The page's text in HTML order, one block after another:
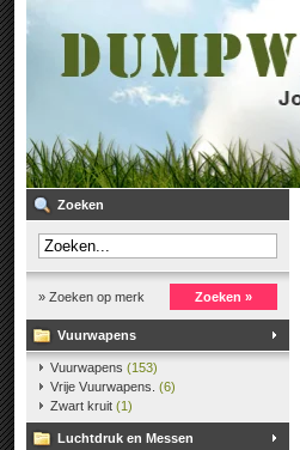
Zoeken
» Zoeken op merk Zoeken »
Vuurwapens
Vuurwapens (153)
Vrije Vuurwapens. (6)
Zwart kruit (1)
Luchtdruk en Messen